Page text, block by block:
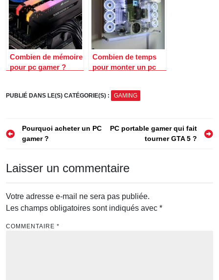
Combien de mémoire
pour pc gamer ?
Combien de temps
pour monter un pc
PUBLIÉ DANS LE(S) CATÉGORIE(S) : GAMING
Navigation
Pourquoi acheter un PC
gamer ?
PC portable gamer qui fait
tourner GTA 5 ?
Laisser un commentaire
Votre adresse e-mail ne sera pas publiée.
Les champs obligatoires sont indiqués avec *
COMMENTAIRE *